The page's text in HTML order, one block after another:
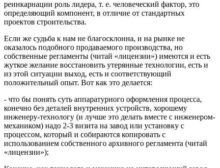
реинкарнации роль лидера, т. е. человеческий фактор, это
определяющий компонент, в отличие от стандартных
проектов строительства.
Если же судьба к нам не благосклонна, и на рынке не
оказалось подобного продаваемого производства, но
собственные регламенты (читай «лицензии») имеются и есть
жуткое желание восстановить утерянные технологии, есть и
из этой ситуации выход, есть и соответствующий
положительный опыт. Вот как это делается:
- что бы понять суть аппаратурного оформления процесса,
конечно без деталей внутренних устройств, хорошему
инженеру-технологу (и лучше это делать вместе с инженером-
механиком) надо 2-3 визита на завод или установку с
процессом, который и собираются копировать с
использованием собственного архивного регламента (читай
«лицензии»);